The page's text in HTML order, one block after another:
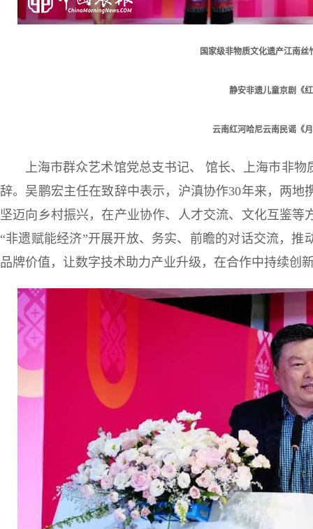
国家级非物质文化遗产江南丝
静安非遗儿童京剧《
云南红河哈尼云南民谣《
上海市群众艺术馆党总支书记、 馆长、上海市非
辞。吴鹏宏主任在致辞中表示，沪滇协作30年来，两
坚迈向乡村振兴，在产业协作、人才交流、文化互鉴
“非遗赋能经济”开展开放、务实、前瞻的对话交流，
品牌价值，让数字技术助力产业升级，在合作中持续创